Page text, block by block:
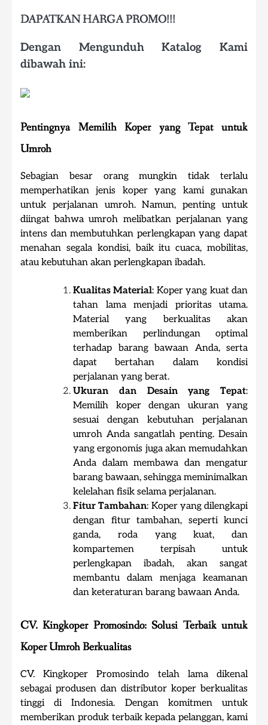
DAPATKAN HARGA PROMO!!!
Dengan Mengunduh Katalog Kami
dibawah ini:
Pentingnya Memilih Koper yang Tepat untuk
Umroh
Sebagian besar orang mungkin tidak terlalu
memperhatikan jenis koper yang kami gunakan
untuk perjalanan umroh. Namun, penting untuk
diingat bahwa umroh melibatkan perjalanan yang
intens dan membutuhkan perlengkapan yang dapat
menahan segala kondisi, baik itu cuaca, mobilitas,
atau kebutuhan akan perlengkapan ibadah.
Kualitas Material: Koper yang kuat dan
tahan lama menjadi prioritas utama.
Material yang berkualitas akan
memberikan perlindungan optimal
terhadap barang bawaan Anda, serta
dapat bertahan dalam kondisi
perjalanan yang berat.
Ukuran dan Desain yang Tepat:
Memilih koper dengan ukuran yang
sesuai dengan kebutuhan perjalanan
umroh Anda sangatlah penting. Desain
yang ergonomis juga akan memudahkan
Anda dalam membawa dan mengatur
barang bawaan, sehingga meminimalkan
kelelahan fisik selama perjalanan.
Fitur Tambahan: Koper yang dilengkapi
dengan fitur tambahan, seperti kunci
ganda, roda yang kuat, dan
kompartemen terpisah untuk
perlengkapan ibadah, akan sangat
membantu dalam menjaga keamanan
dan keteraturan barang bawaan Anda.
CV. Kingkoper Promosindo: Solusi Terbaik untuk
Koper Umroh Berkualitas
CV. Kingkoper Promosindo telah lama dikenal
sebagai produsen dan distributor koper berkualitas
tinggi di Indonesia. Dengan komitmen untuk
memberikan produk terbaik kepada pelanggan, kami